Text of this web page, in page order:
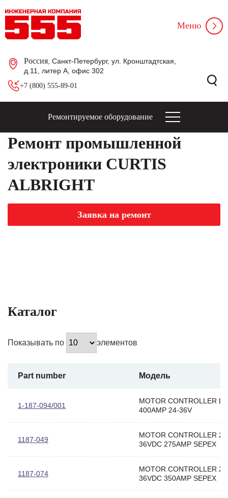
Россия , Санкт-Петербург, ул. Кронштадтская,
д.11, литер А, офис 302
+7 (800) 555-89-01
Меню
Ремонтируемое оборудование
Ремонт промышленной
электроники CURTIS
ALBRIGHT
Заявка на ремонт
Каталог
Показывать по элементов
Part number Модель
1-187-094/001
MOTOR CONTROLLER
400AMP 24-36V
1187-049
MOTOR CONTROLLER
36VDC 275AMP SEPEX
1187-074
MOTOR CONTROLLER
36VDC 350AMP SEPEX